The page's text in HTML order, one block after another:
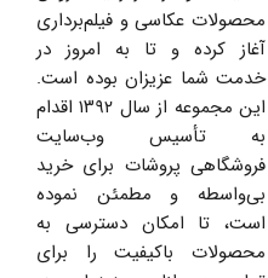
محصولات عکاسی و فیلم‌برداری
آغاز کرده و تا به امروز در
خدمت شما عزیزان بوده است.
این مجموعه از سال ۱۳۹۲ اقدام
به تأسیس وب‌سایت
فروشگاهی پروشات برای خرید
بی‌واسطه و مطمئن نموده
است، تا امکان دسترسی به
محصولات باکیفیت را برای